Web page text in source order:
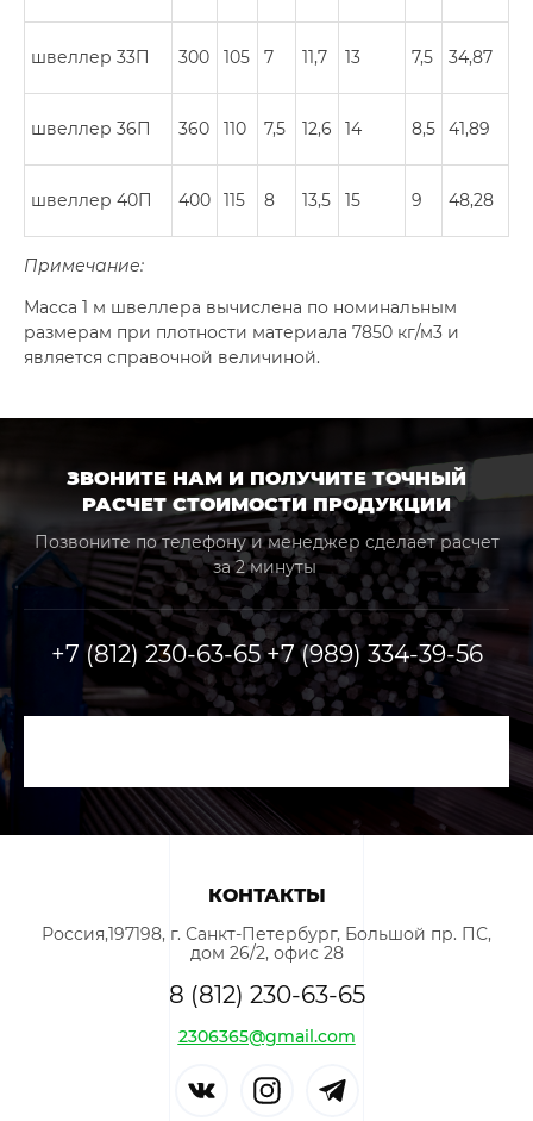
швеллер 33П 300 105 7 11,7 13 7,5 34,87
швеллер 36П 360 110 7,5 12,6 14 8,5 41,89
швеллер 40П 400 115 8 13,5 15 9 48,28
Примечание:
Масса 1 м швеллера вычислена по номинальным
размерам при плотности материала 7850 кг/м3 и
является справочной величиной.
ЗВОНИТЕ НАМ И ПОЛУЧИТЕ ТОЧНЫЙ
РАСЧЕТ СТОИМОСТИ ПРОДУКЦИИ
Позвоните по телефону и менеджер сделает расчет
за 2 минуты
+7 (812) 230-63-65 +7 (989) 334-39-56
КОНТАКТЫ
Россия,197198, г. Санкт-Петербург, Большой пр. ПС,
дом 26/2, офис 28
8 (812) 230-63-65
2306365@gmail.com